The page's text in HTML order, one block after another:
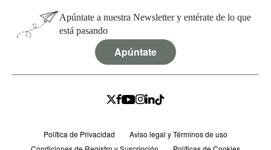
Apúntate a nuestra Newsletter y entérate de lo que
está pasando
Apúntate
Política de Privacidad
Aviso legal y Términos de uso